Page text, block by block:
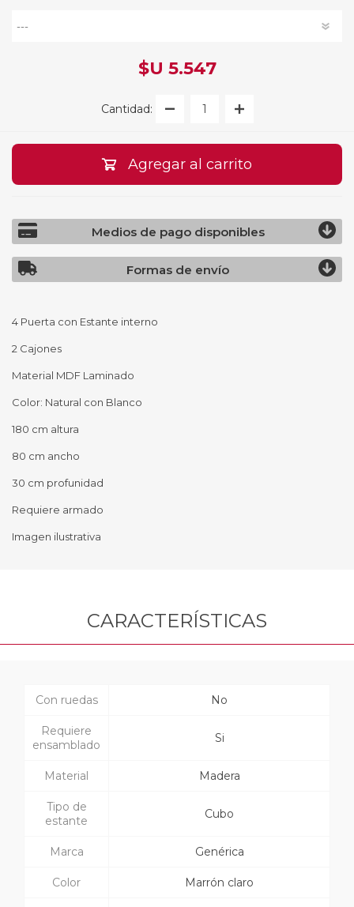
$U 5.547
Cantidad:
Agregar al carrito
Medios de pago disponibles
Formas de envío
4 Puerta con Estante interno
2 Cajones
Material MDF Laminado
Color: Natural con Blanco
180 cm altura
80 cm ancho
30 cm profunidad
Requiere armado
Imagen ilustrativa
CARACTERÍSTICAS
Con ruedas No
Requiere
ensamblado
Si
Material Madera
Tipo de
estante
Cubo
Marca Genérica
Color Marrón claro